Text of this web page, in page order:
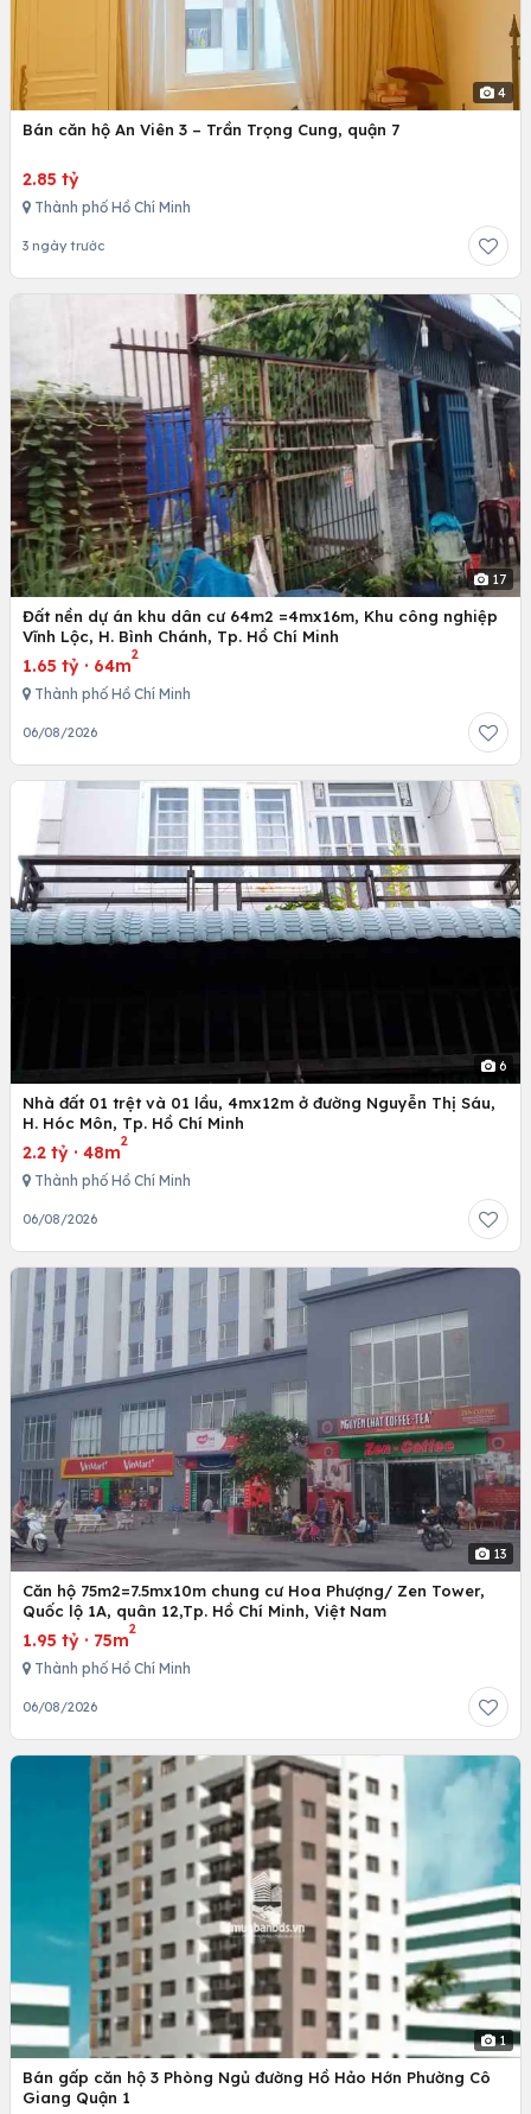
4
Bán căn hộ An Viên 3 – Trần Trọng Cung, quận 7
2.85 tỷ
Thành phố Hồ Chí Minh
3 ngày trước
17
Đất nền dự án khu dân cư 64m2 =4mx16m, Khu công nghiệp
Vĩnh Lộc, H. Bình Chánh, Tp. Hồ Chí Minh
1.65 tỷ · 64m
2
Thành phố Hồ Chí Minh
06/08/2026
6
Nhà đất 01 trệt và 01 lầu, 4mx12m ở đường Nguyễn Thị Sáu,
H. Hóc Môn, Tp. Hồ Chí Minh
2.2 tỷ · 48m
2
Thành phố Hồ Chí Minh
06/08/2026
13
Căn hộ 75m2=7.5mx10m chung cư Hoa Phượng/ Zen Tower,
Quốc lộ 1A, quân 12,Tp. Hồ Chí Minh, Việt Nam
1.95 tỷ · 75m
2
Thành phố Hồ Chí Minh
06/08/2026
1
Bán gấp căn hộ 3 Phòng Ngủ đường Hồ Hảo Hớn Phường Cô
Giang Quận 1